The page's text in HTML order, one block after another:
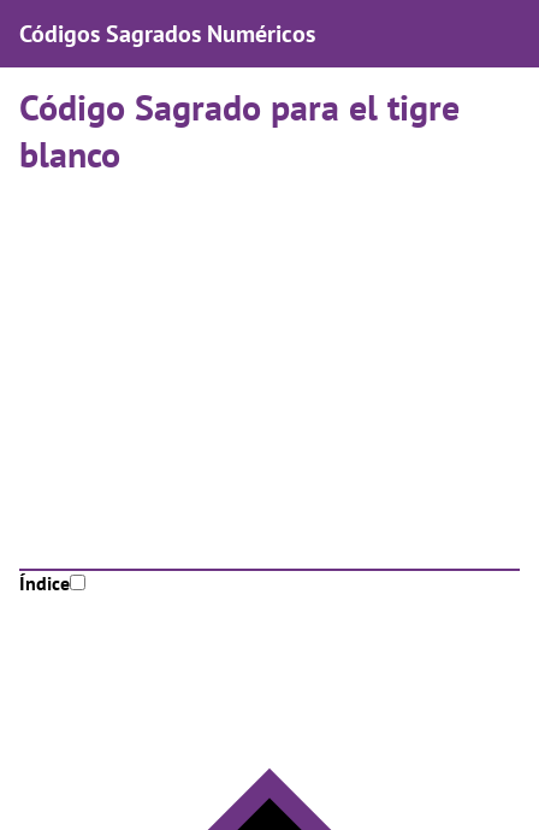
Códigos Sagrados Numéricos
Código Sagrado para el tigre
blanco
Índice